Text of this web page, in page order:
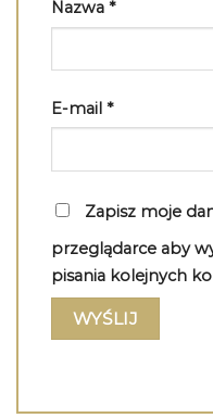
Nazwa *
E-mail *
Zapisz moje
przeglądarce aby
pisania kolejnych